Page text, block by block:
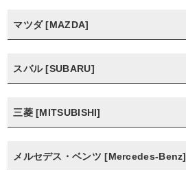
マツダ [MAZDA]
スバル [SUBARU]
三菱 [MITSUBISHI]
メルセデス・ベンツ [Mercedes-Benz]